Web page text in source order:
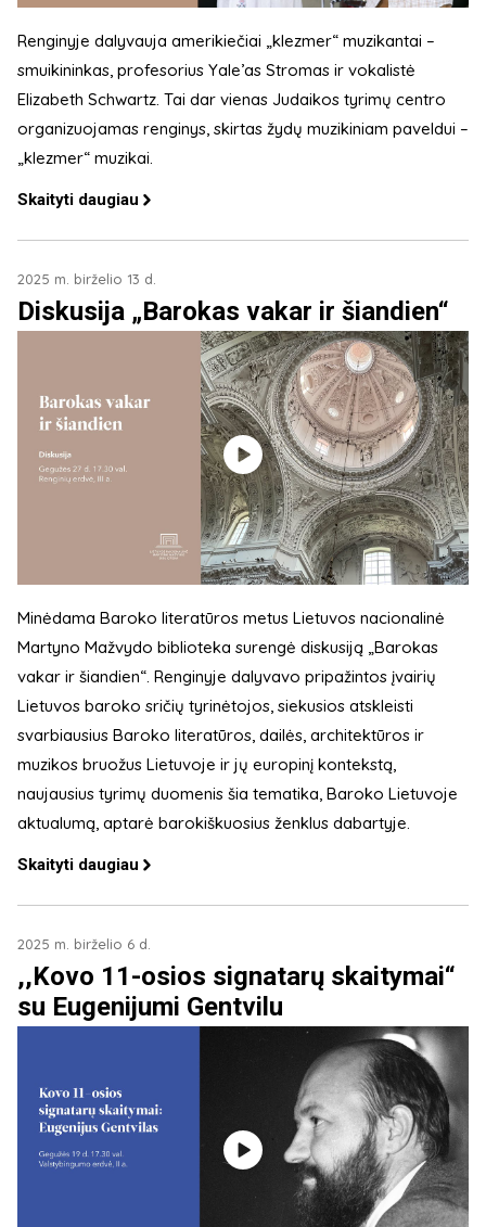
Renginyje dalyvauja amerikiečiai „klezmer“ muzikantai –
smuikininkas, profesorius Yale’as Stromas ir vokalistė
Elizabeth Schwartz. Tai dar vienas Judaikos tyrimų centro
organizuojamas renginys, skirtas žydų muzikiniam paveldui –
„klezmer“ muzikai.
Skaityti daugiau
2025 m. birželio 13 d.
Diskusija „Barokas vakar ir šiandien“
Minėdama Baroko literatūros metus Lietuvos nacionalinė
Martyno Mažvydo biblioteka surengė diskusiją „Barokas
vakar ir šiandien“. Renginyje dalyvavo pripažintos įvairių
Lietuvos baroko sričių tyrinėtojos, siekusios atskleisti
svarbiausius Baroko literatūros, dailės, architektūros ir
muzikos bruožus Lietuvoje ir jų europinį kontekstą,
naujausius tyrimų duomenis šia tematika, Baroko Lietuvoje
aktualumą, aptarė barokiškuosius ženklus dabartyje.
Skaityti daugiau
2025 m. birželio 6 d.
,,Kovo 11-osios signatarų skaitymai“
su Eugenijumi Gentvilu